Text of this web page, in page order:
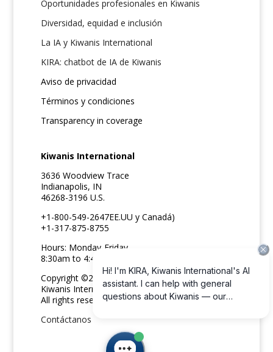
Oportunidades profesionales en Kiwanis
Diversidad, equidad e inclusión
La IA y Kiwanis International
KIRA: chatbot de IA de Kiwanis
Aviso de privacidad
Términos y condiciones
Transparency in coverage
Kiwanis International
3636 Woodview Trace
Indianapolis, IN
46268-3196 U.S.
+1-800-549-2647EE.UU y Canadá)
+1-317-875-8755
Hours: Monday-Friday
8:30am to 4:45pm ET
Copyright ©2026
Kiwanis International
All rights reserved
Contáctanos